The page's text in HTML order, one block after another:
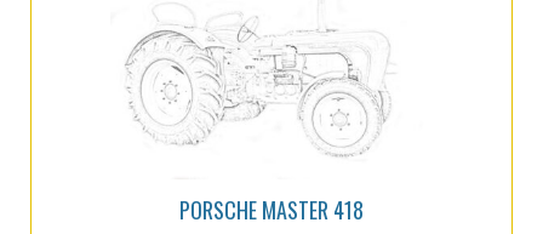
PORSCHE MASTER 418